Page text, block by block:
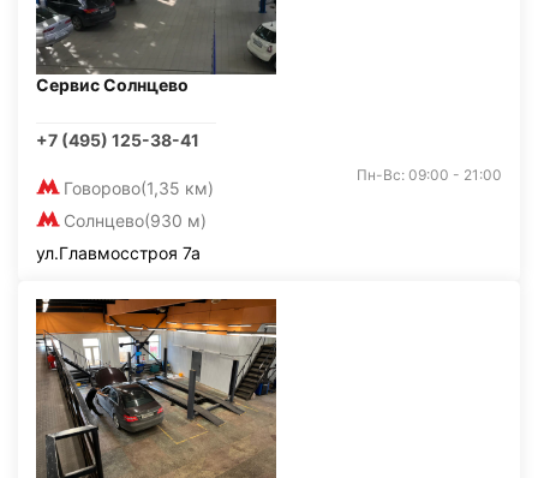
Сервис Солнцево
+7 (495) 125-38-41
Говорово(1,35 км)
Солнцево(930 м)
Пн-Вс: 09:00 - 21:00
ул.Главмосстроя 7а